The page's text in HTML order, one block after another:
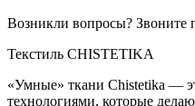
Возникли вопросы? Звоните
Текстиль CHISTETIKA
«Умные» ткани Chistetika —
технологиями, которые